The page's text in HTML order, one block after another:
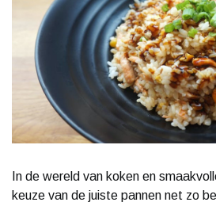
In de wereld van koken en
keuze van de juiste pannen net zo